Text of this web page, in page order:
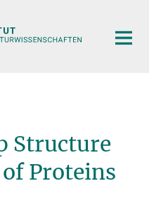
Structure
Proteins